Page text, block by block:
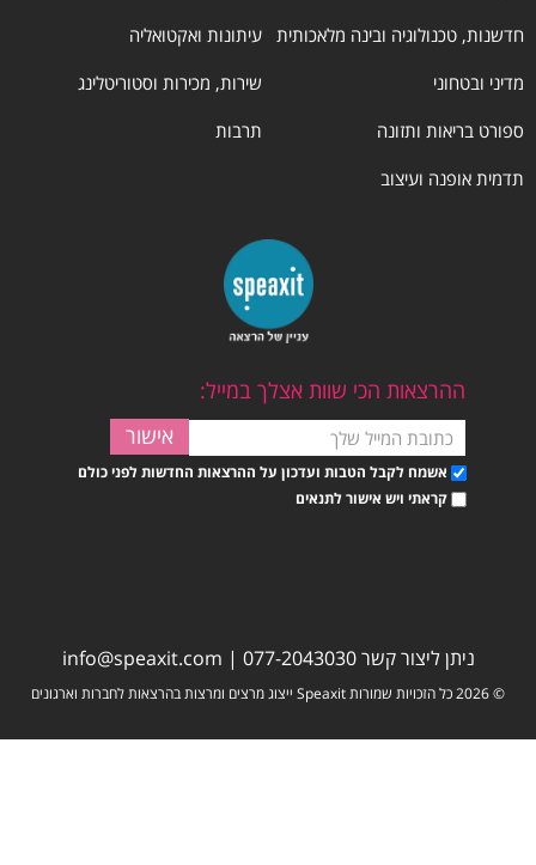
חדשנות, טכנולוגיה ובינה מלאכותית
עיתונות ואקטואליה
מדיני ובטחוני
שירות, מכירות וסטוריטלינג
ספורט בריאות ותזונה
תרבות
תדמית אופנה ועיצוב
ההרצאות הכי שוות אצלך במייל:
אשמח לקבל הטבות ועדכון על ההרצאות החדשות לפני כולם
קראתי ויש אישור לתנאים
ניתן ליצור קשר077-2043030
|
info@speaxit.com
© 2026 כל הזכויות שמורות Speaxit ייצוג מרצים ומרצות בהרצאות לחברות וארגונים